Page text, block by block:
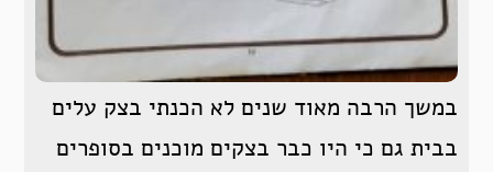
במשך הרבה מאוד שנים לא הכנתי בצק עלים
בבית גם כי היו כבר בצקים מוכנים בסופרים